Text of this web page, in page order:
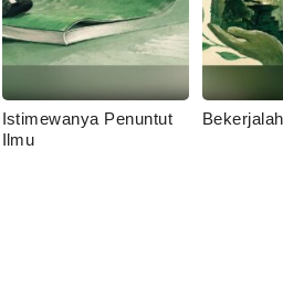
Istimewanya Penuntut
Ilmu
Bekerjalah